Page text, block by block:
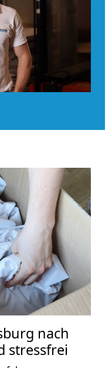
nach
stressfrei